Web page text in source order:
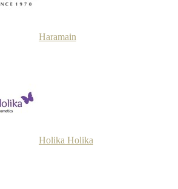
Haramain
Holika Holika